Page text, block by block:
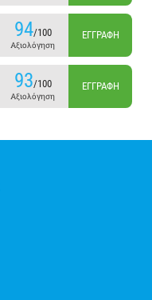
94/100
Αξιολόγηση
ΕΓΓΡΑΦΉ
93/100
Αξιολόγηση
ΕΓΓΡΑΦΉ